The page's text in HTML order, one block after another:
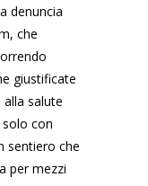
denuncia
che
giustificate
alla salute
con
sentiero che
per mezzi